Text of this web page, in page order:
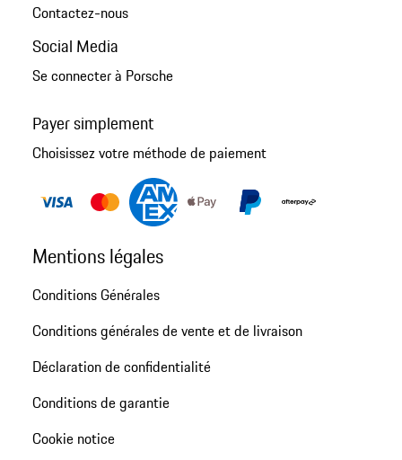
Contactez-nous
Social Media
Se connecter à Porsche
Payer simplement
Choisissez votre méthode de paiement
Mentions légales
Conditions Générales
Conditions générales de vente et de livraison
Déclaration de confidentialité
Conditions de garantie
Cookie notice